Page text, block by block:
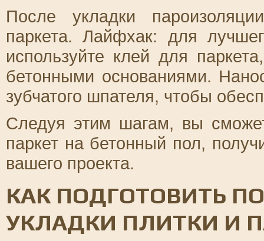
После укладки
паркета. Лайфхак: для
используйте клей для
бетонными основаниями.
зубчатого шпателя, чтобы
Следуя этим шагам, вы
паркет на бетонный пол,
вашего проекта.
КАК ПОДГОТОВИТЬ
УКЛАДКИ ПЛИТКИ И